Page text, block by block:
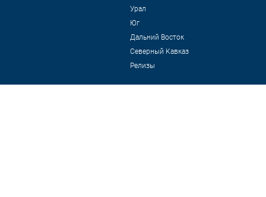
Урал
Юг
Дальний Восток
Северный Кавказ
Релизы